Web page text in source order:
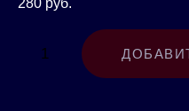
280 pуб.